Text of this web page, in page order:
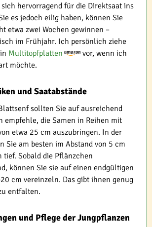
hervorragend für die Direktsaat ins
es jedoch eilig haben, können Sie
etwa zwei Wochen gewinnen –
im Frühjahr. Ich persönlich ziehe
Multitopfplatten
vor, wenn ich
möchte.
und Saatabstände
sollten Sie auf ausreichend
empfehle, die Samen in Reihen mit
etwa 25 cm auszubringen. In der
Sie am besten im Abstand von 5 cm
tief. Sobald die Pflänzchen
können Sie sie auf einen endgültigen
cm vereinzeln. Das gibt ihnen genug
entfalten.
und Pflege der Jungpflanzen